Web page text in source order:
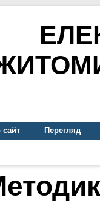
сайт Перегляд